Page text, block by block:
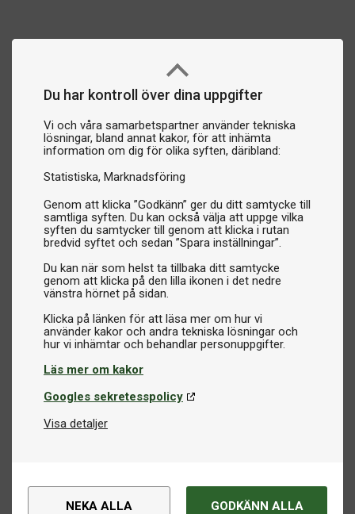
Du har kontroll över dina uppgifter
Vi och våra samarbetspartner använder tekniska
lösningar, bland annat kakor, för att inhämta
information om dig för olika syften, däribland:
Statistiska Marknadsföring
Genom att klicka ”Godkänn” ger du ditt samtycke till
samtliga syften. Du kan också välja att uppge vilka
syften du samtycker till genom att klicka i rutan
bredvid syftet och sedan ”Spara inställningar”.
Du kan när som helst ta tillbaka ditt samtycke
genom att klicka på den lilla ikonen i det nedre
vänstra hörnet på sidan.
Klicka på länken för att läsa mer om hur vi
använder kakor och andra tekniska lösningar och
Läs mer om kakor
Googles sekretesspolicy
Visa detaljer
NEKA ALLA GODKÄNN ALLA